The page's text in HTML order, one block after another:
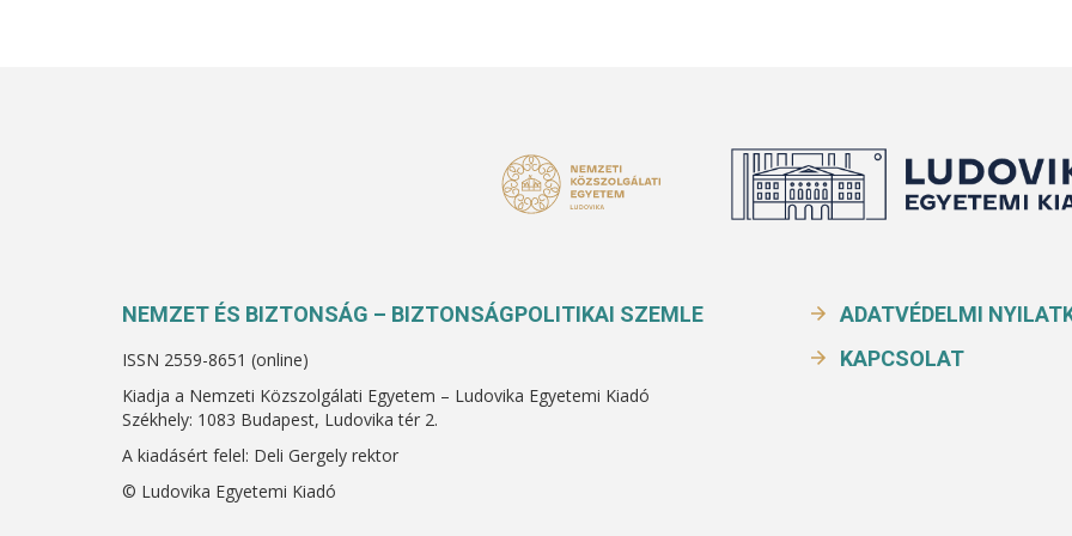
NEMZET ÉS BIZTONSÁG – BIZTONSÁGPOLITIKAI SZEMLE
ISSN 2559-8651 (online)
Kiadja a Nemzeti Közszolgálati Egyetem – Ludovika Egyetemi Kiadó
Székhely: 1083 Budapest, Ludovika tér 2.
A kiadásért felel: Deli Gergely rektor
© Ludovika Egyetemi Kiadó
ADATVÉDELMI
KAPCSOLAT